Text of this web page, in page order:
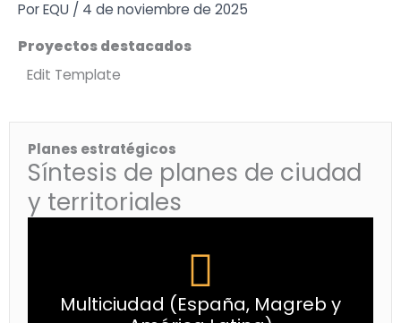
contenido
PorEQU / 4 de noviembre de 2025
Proyectos destacados
Edit Template
Planes estratégicos
Síntesis de planes de ciudad
y territoriales
Multiciudad (España, Magreb y